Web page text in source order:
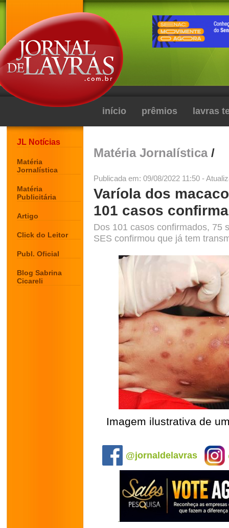
início prêmios lavras
JL Notícias
Matéria
Jornalística
Matéria
Publicitária
Artigo
Click do Leitor
Publ. Oficial
Blog Sabrina
Cicareli
Matéria Jornalística/
Publicada em: 09/08/2022 11:50 -
Varíola dos
101 casos
Dos 101 casos confirmados, 75
SES confirmou que já tem
Imagem ilustrativa de
@jornaldelavras